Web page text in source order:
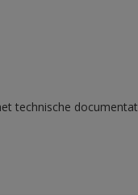
technische